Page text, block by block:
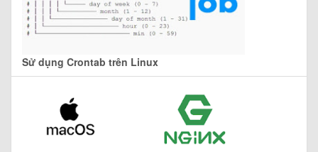
Sử dụng Crontab trên Linux